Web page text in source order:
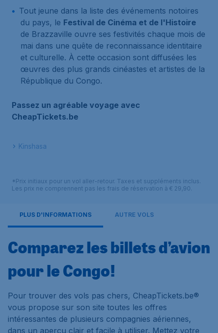
Tout jeune dans la liste des événements notoires
du pays, le Festival de Cinéma et de l'Histoire
de Brazzaville ouvre ses festivités chaque mois de
mai dans une quête de reconnaissance identitaire
et culturelle. À cette occasion sont diffusées les
œuvres des plus grands cinéastes et artistes de la
République du Congo.
Passez un agréable voyage avec
CheapTickets.be
Kinshasa
*Prix initiaux pour un vol aller-retour. Taxes et suppléments inclus.
Les prix ne comprennent pas les frais de réservation à € 29,90.
PLUS D'INFORMATIONS AUTRE VOLS
Comparez les billets d’avion
pour le Congo!
Pour trouver des vols pas chers, CheapTickets.be®
vous propose sur son site toutes les offres
intéressantes de plusieurs compagnies aériennes,
dans un aperçu clair et facile à utiliser. Mettez votre